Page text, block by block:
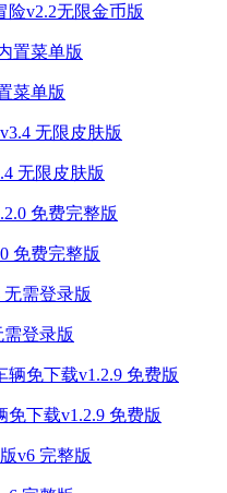
险v2.2无限金币版
菜单版
无限皮肤版
免费完整版
登录版
下载v1.2.9 免费版